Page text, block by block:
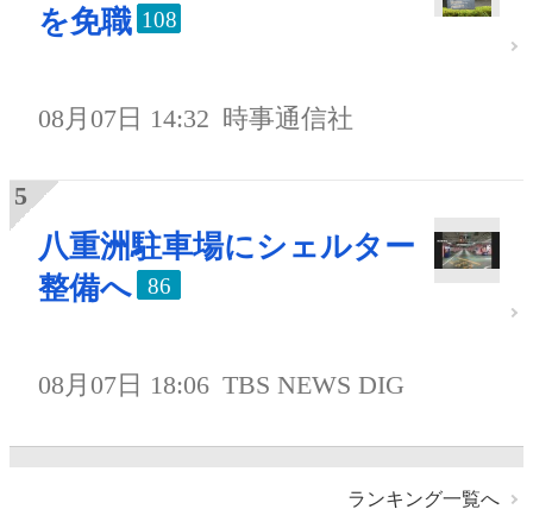
を免職 108
08月07日 14:32 時事通信社
八重洲駐車場にシェルター
整備へ
86
08月07日 18:06 TBS NEWS DIG
ランキング一覧へ